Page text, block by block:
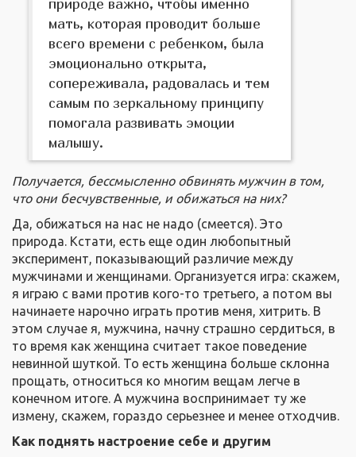
мать, которая проводит больше
всего времени с ребенком, была
эмоционально открыта,
сопереживала, радовалась и тем
самым по зеркальному принципу
помогала развивать эмоции
малышу.
Получается, бессмысленно обвинять мужчин в том,
что они бесчувственные, и обижаться на них?
Да, обижаться на нас не надо (смеется). Это
природа. Кстати, есть еще один любопытный
эксперимент, показывающий различие между
мужчинами и женщинами. Организуется игра: скажем,
я играю с вами против кого-то третьего, а потом вы
начинаете нарочно играть против меня, хитрить. В
этом случае я, мужчина, начну страшно сердиться, в
то время как женщина считает такое поведение
невинной шуткой. То есть женщина больше склонна
прощать, относиться ко многим вещам легче в
конечном итоге. А мужчина воспринимает ту же
измену, скажем, гораздо серьезнее и менее отходчив.
Как поднять настроение себе и другим